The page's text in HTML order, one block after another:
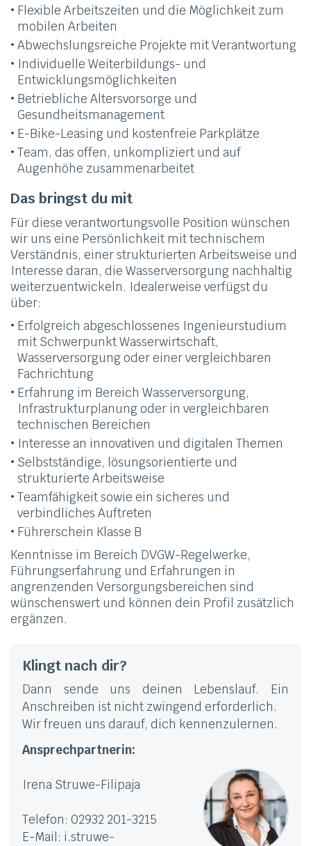
Flexible Arbeitszeiten und die Möglichkeit zum
mobilen Arbeiten
Abwechslungsreiche Projekte mit Verantwortung
Individuelle Weiterbildungs- und
Entwicklungsmöglichkeiten
Betriebliche Altersvorsorge und
Gesundheitsmanagement
E-Bike-Leasing und kostenfreie Parkplätze
Team, das offen, unkompliziert und auf
Augenhöhe zusammenarbeitet
Das bringst du mit
Für diese verantwortungsvolle Position wünschen
wir uns eine Persönlichkeit mit technischem
Verständnis, einer strukturierten Arbeitsweise und
Interesse daran, die Wasserversorgung nachhaltig
weiterzuentwickeln. Idealerweise verfügst du
über:
Erfolgreich abgeschlossenes Ingenieurstudium
mit Schwerpunkt Wasserwirtschaft,
Wasserversorgung oder einer vergleichbaren
Fachrichtung
Erfahrung im Bereich Wasserversorgung,
Infrastrukturplanung oder in vergleichbaren
technischen Bereichen
Interesse an innovativen und digitalen Themen
Selbstständige, lösungsorientierte und
strukturierte Arbeitsweise
Teamfähigkeit sowie ein sicheres und
verbindliches Auftreten
Führerschein Klasse B
Kenntnisse im Bereich DVGW-Regelwerke,
Führungserfahrung und Erfahrungen in
angrenzenden Versorgungsbereichen sind
wünschenswert und können dein Profil zusätzlich
ergänzen.
Klingt nach dir?
Dann sende uns deinen Lebenslauf. Ein
Anschreiben ist nicht zwingend erforderlich.
Wir freuen uns darauf, dich kennenzulernen.
Ansprechpartnerin:
Irena Struwe-Filipaja
Telefon: 02932 201-3215
E-Mail: i.struwe-